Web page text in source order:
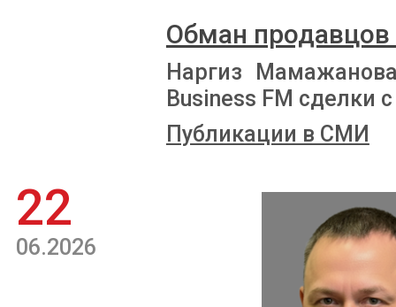
Обман
Наргиз
Business FM
Публикации в СМИ
22
06.2026